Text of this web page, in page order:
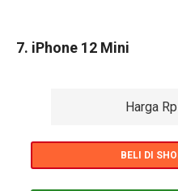
7. iPhone 12 Mini
Harga
BELI DI